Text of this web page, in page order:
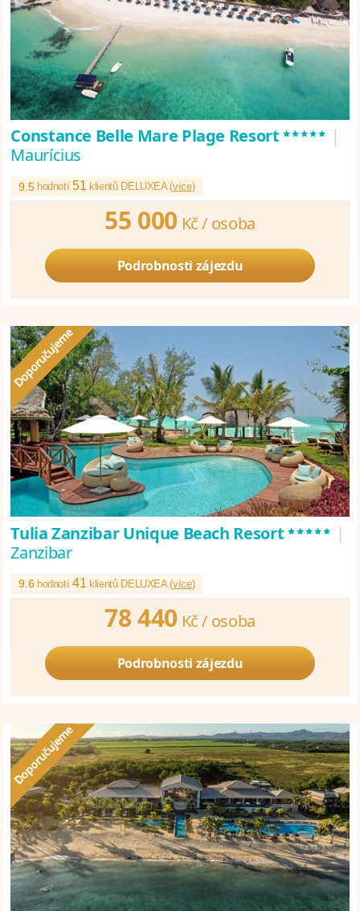
Constance Belle Mare Plage Resort***** |
Maurícius
9.5 hodnotí51klientů DELUXEA (více)
55 000 Kč / osoba
Podrobnosti zájezdu
Tulia Zanzibar Unique Beach Resort***** |
Zanzibar
9.6 hodnotí41 klientů DELUXEA (více)
78 440 Kč / osoba
Podrobnosti zájezdu